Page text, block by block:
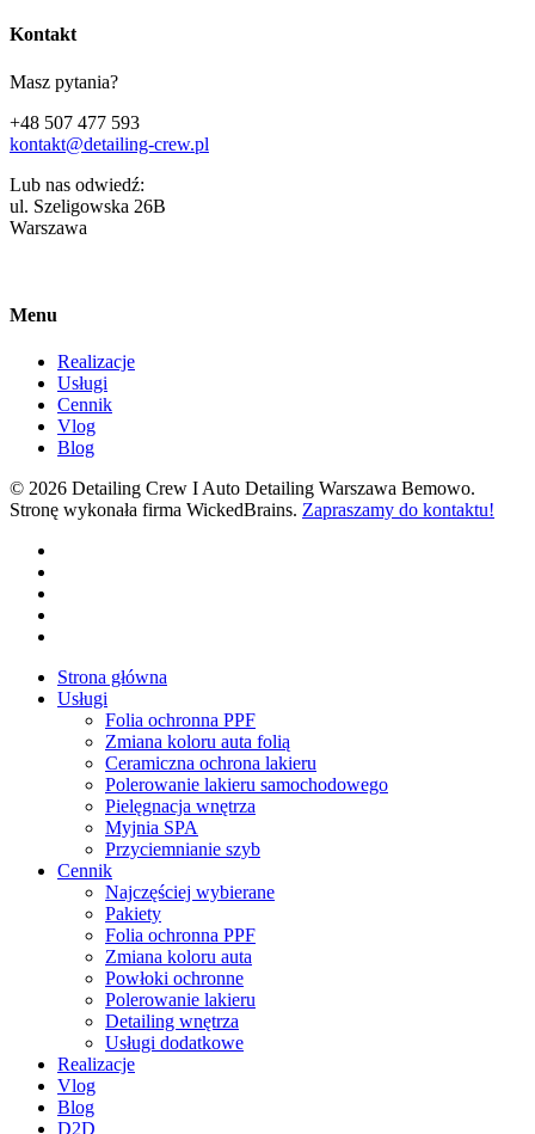
Kontakt
Masz pytania?
+48 507 477 593
kontakt@detailing-crew.pl
Lub nas odwiedź:
ul. Szeligowska 26B
Warszawa
Menu
Realizacje
Usługi
Cennik
Vlog
Blog
© 2026 Detailing Crew I Auto Detailing Warszawa Bemowo.
Stronę wykonała firma WickedBrains. Zapraszamy do kontaktu!
Close
Menu
Strona główna
Usługi
Folia ochronna PPF
Zmiana koloru auta folią
Ceramiczna ochrona lakieru
Polerowanie lakieru samochodowego
Pielęgnacja wnętrza
Myjnia SPA
Przyciemnianie szyb
Cennik
Najczęściej wybierane
Pakiety
Folia ochronna PPF
Zmiana koloru auta
Powłoki ochronne
Polerowanie lakieru
Detailing wnętrza
Usługi dodatkowe
Realizacje
Vlog
Blog
D2D